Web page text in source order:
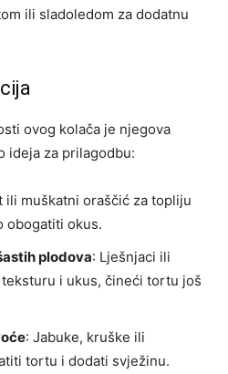
ili sladoledom za dodatnu
ovog kolača je njegova
ideja za prilagodbu:
ili muškatni oraščić za topliju
obogatiti okus.
plodova: Lješnjaci ili
i ukus, čineći tortu još
: Jabuke, kruške ili
tortu i dodati svježinu.